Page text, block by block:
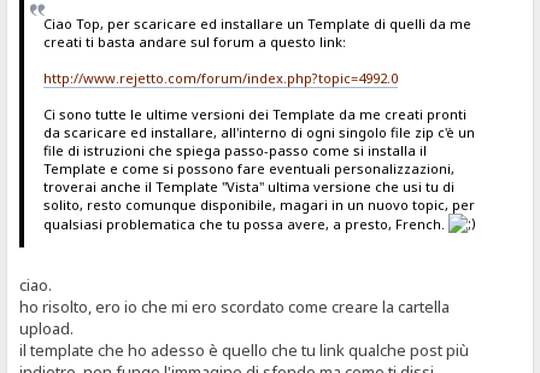
Ciao Top, per scaricare ed installare un Template di quelli da me
creati ti basta andare sul forum a questo link:
http://www.rejetto.com/forum/index.php?topic=4992.0
Ci sono tutte le ultime versioni dei Template da me creati pronti
da scaricare ed installare, all'interno di ogni singolo file zip c'è un
file di istruzioni che spiega passo-passo come si installa il
Template e come si possono fare eventuali personalizzazioni,
troverai anche il Template "Vista" ultima versione che usi tu di
solito, resto comunque disponibile, magari in un nuovo topic, per
qualsiasi problematica che tu possa avere, a presto, French.
ciao.
ho risolto, ero io che mi ero scordato come creare la cartella
upload.
il template che ho adesso è quello che tu link qualche post più